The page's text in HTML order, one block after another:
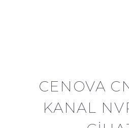
CENOVA
KANAL